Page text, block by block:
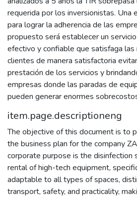
requerida por los inversionistas. Una
para lograr la adherencia de las
propuesto será establecer un
efectivo y confiable que satisfaga
clientes de manera satisfactoria
prestación de los servicios y
empresas donde las paradas de
pueden generar enormes
item.page.descriptioneng
The objective of this document is to
the business plan for the company
corporate purpose is the disinfection
rental of high-tech equipment,
adaptable to all types of spaces,
transport, safety, and practicality,